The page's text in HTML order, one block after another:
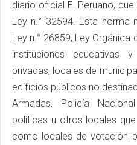
diario oficial El Peruano,
Ley n.° 32594. Esta
Ley n.° 26859, Ley
instituciones educativas
privadas, locales de
edificios públicos no
Armadas, Policía
políticas u otros locales
como locales de votación